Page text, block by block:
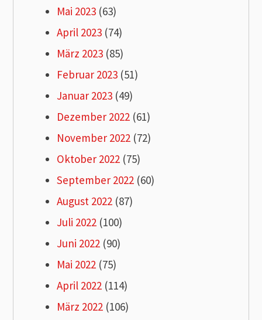
Mai 2023 (63)
April 2023 (74)
März 2023 (85)
Februar 2023 (51)
Januar 2023 (49)
Dezember 2022 (61)
November 2022 (72)
Oktober 2022 (75)
September 2022 (60)
August 2022 (87)
Juli 2022 (100)
Juni 2022 (90)
Mai 2022 (75)
April 2022 (114)
März 2022 (106)